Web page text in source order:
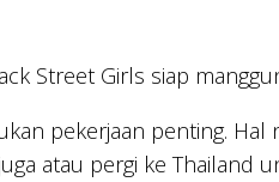
Street Girls siap
pekerjaan penting.
atau pergi ke Thailand